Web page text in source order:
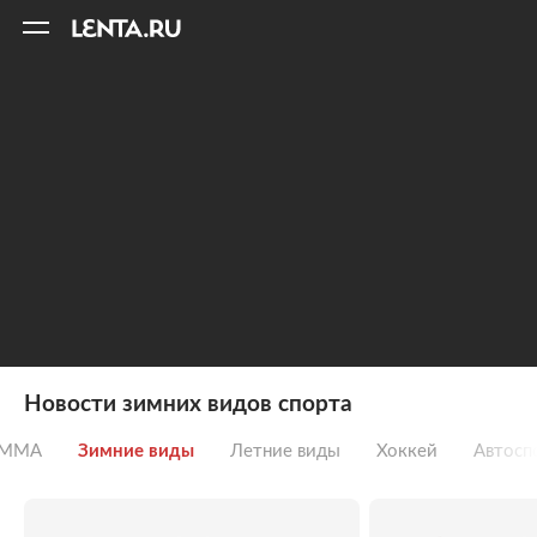
Новости зимних видов спорта
ММА Зимние виды Летние виды Хоккей